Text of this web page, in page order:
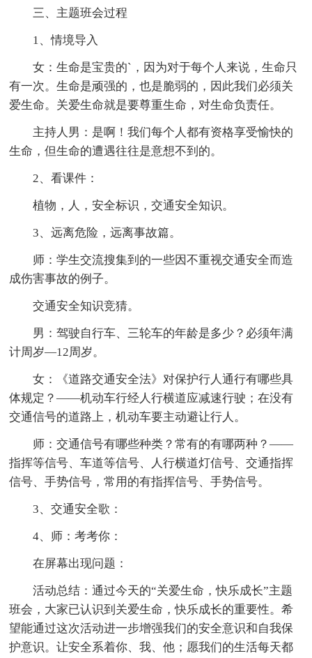
三、主题班会过程
1、情境导入
女：生命是宝贵的`，因为对于每个人来说，生命只
有一次。生命是顽强的，也是脆弱的，因此我们必须关
爱生命。关爱生命就是要尊重生命，对生命负责任。
主持人男：是啊！我们每个人都有资格享受愉快的
生命，但生命的遭遇往往是意想不到的。
2、看课件：
植物，人，安全标识，交通安全知识。
3、远离危险，远离事故篇。
师：学生交流搜集到的一些因不重视交通安全而造
成伤害事故的例子。
交通安全知识竞猜。
男：驾驶自行车、三轮车的年龄是多少？必须年满
计周岁—12周岁。
女：《道路交通安全法》对保护行人通行有哪些具
体规定？——机动车行经人行横道应减速行驶；在没有
交通信号的道路上，机动车要主动避让行人。
师：交通信号有哪些种类？常有的有哪两种？——
指挥等信号、车道等信号、人行横道灯信号、交通指挥
信号、手势信号，常用的有指挥信号、手势信号。
3、交通安全歌：
4、师：考考你：
在屏幕出现问题：
活动总结：通过今天的“关爱生命，快乐成长”主题
班会，大家已认识到关爱生命，快乐成长的重要性。希
望能通过这次活动进一步增强我们的安全意识和自我保
护意识。让安全系着你、我、他；愿我们的生活每天都